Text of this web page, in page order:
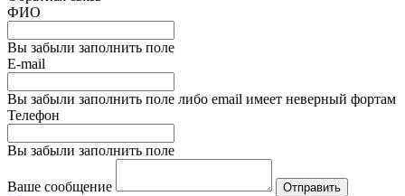
ФИО
Вы забыли заполнить поле
E-mail
Вы забыли заполнить поле либо email имеет неверный фортам
Телефон
Вы забыли заполнить поле
Ваше сообщение Отправить